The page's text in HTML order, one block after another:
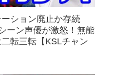
ーション廃止か存続
ーン声優が激怒！無能
転三転【KSLチャン